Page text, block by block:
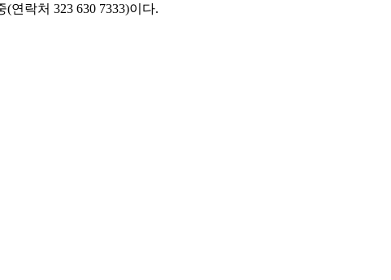
락처 323 630 7333)이다.